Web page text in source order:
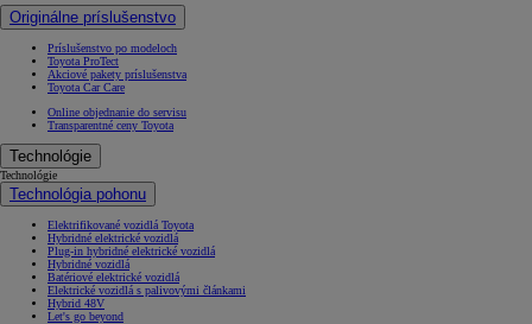
Originálne príslušenstvo
Príslušenstvo po modeloch
Toyota ProTect
Akciové pakety príslušenstva
Toyota Car Care
Online objednanie do servisu
Transparentné ceny Toyota
Technológie
Technológie
Technológia pohonu
Elektrifikované vozidlá Toyota
Hybridné elektrické vozidlá
Plug-in hybridné elektrické vozidlá
Hybridné vozidlá
Batériové elektrické vozidlá
Elektrické vozidlá s palivovými článkami
Hybrid 48V
Let's go beyond